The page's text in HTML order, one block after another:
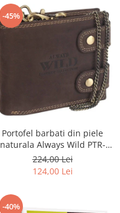
-45%
Portofel barbati din piele
naturala Always Wild PTR-
2900-BIC
224,00 Lei
124,00 Lei
-40%